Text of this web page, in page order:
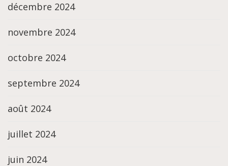
décembre 2024
novembre 2024
octobre 2024
septembre 2024
août 2024
juillet 2024
juin 2024